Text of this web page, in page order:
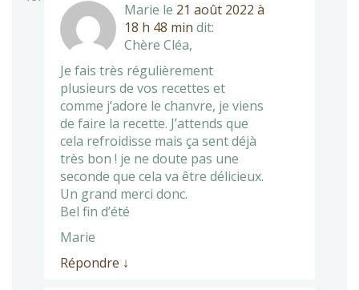
Marie le 21 août 2022 à
18 h 48 min dit:
Chère Cléa,
Je fais très régulièrement
plusieurs de vos recettes et
comme j’adore le chanvre, je viens
de faire la recette. J’attends que
cela refroidisse mais ça sent déjà
très bon ! je ne doute pas une
seconde que cela va être délicieux.
Un grand merci donc.
Bel fin d’été
Marie
Répondre ↓